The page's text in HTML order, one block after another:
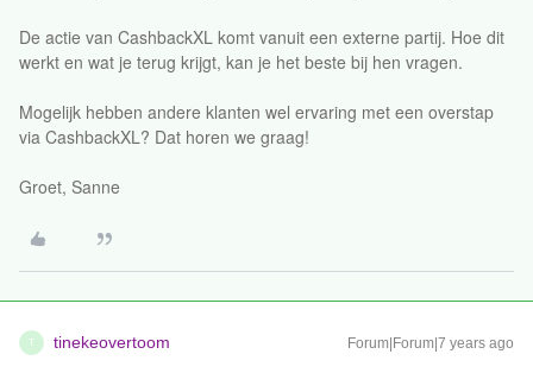
De actie van CashbackXL komt vanuit een externe partij. Hoe dit
werkt en wat je terug krijgt, kan je het beste bij hen vragen.
Mogelijk hebben andere klanten wel ervaring met een overstap
via CashbackXL? Dat horen we graag!
Groet, Sanne
T tinekeovertoom Forum|Forum|7 years ago